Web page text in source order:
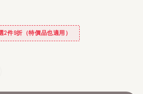
件9折（特價品也適用）